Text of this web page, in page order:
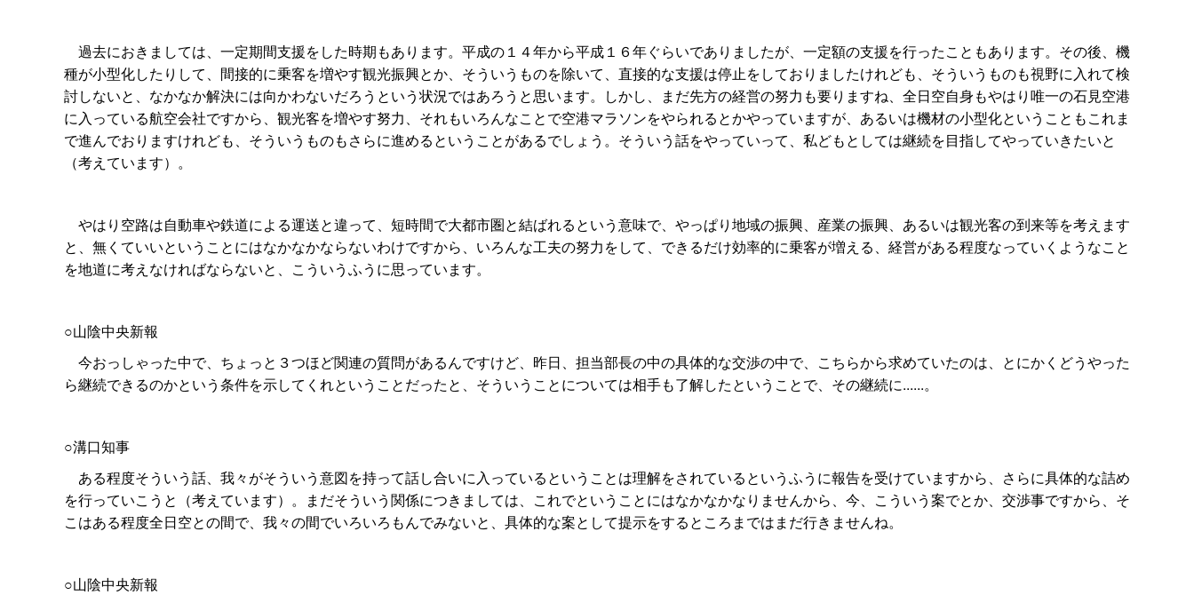
過去におきましては、一定期間支援をした時期もあります。平成の１４年から平成１６年ぐらいでありましたが、一定額の支援を行ったこともあります。その後、機
種が小型化したりして、間接的に乗客を増やす観光振興とか、そういうものを除いて、直接的な支援は停止をしておりましたけれども、そういうものも視野に入れて検
討しないと、なかなか解決には向かわないだろうという状況ではあろうと思います。しかし、まだ先方の経営の努力も要りますね、全日空自身もやはり唯一の石見空港
に入っている航空会社ですから、観光客を増やす努力、それもいろんなことで空港マラソンをやられるとかやっていますが、あるいは機材の小型化ということもこれま
で進んでおりますけれども、そういうものもさらに進めるということがあるでしょう。そういう話をやっていって、私どもとしては継続を目指してやっていきたいと
（考えています）。
やはり空路は自動車や鉄道による運送と違って、短時間で大都市圏と結ばれるという意味で、やっぱり地域の振興、産業の振興、あるいは観光客の到来等を考えます
と、無くていいということにはなかなかならないわけですから、いろんな工夫の努力をして、できるだけ効率的に乗客が増える、経営がある程度なっていくようなこと
を地道に考えなければならないと、こういうふうに思っています。
○山陰中央新報
今おっしゃった中で、ちょっと３つほど関連の質問があるんですけど、昨日、担当部長の中の具体的な交渉の中で、こちらから求めていたのは、とにかくどうやった
ら継続できるのかという条件を示してくれということだったと、そういうことについては相手も了解したということで、その継続に......。
○溝口知事
ある程度そういう話、我々がそういう意図を持って話し合いに入っているということは理解をされているというふうに報告を受けていますから、さらに具体的な詰め
を行っていこうと（考えています）。まだそういう関係につきましては、これでということにはなかなかなりませんから、今、こういう案でとか、交渉事ですから、そ
こはある程度全日空との間で、我々の間でいろいろもんでみないと、具体的な案として提示をするところまではまだ行きませんね。
○山陰中央新報